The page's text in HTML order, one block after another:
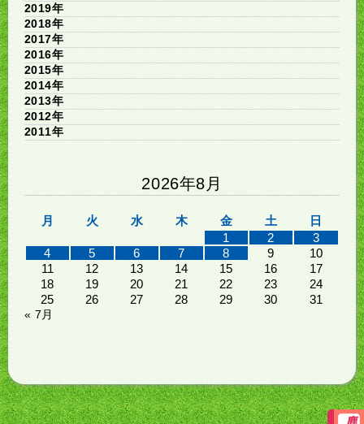
2019年
2018年
2017年
2016年
2015年
2014年
2013年
2012年
2011年
2026年8月
月 火 水 木 金 土
日
1
2
3
4
5 6 7 8 9
10
11
12 13 14 15 16
17
18
19 20 21 22 23
24
25
26 27 28 29 30 31
« 7月